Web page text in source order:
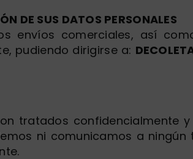
DE SUS DATOS PERSONALES
envíos comerciales, así
pudiendo dirigirse a:
tratados confidencialmente
ni comunicamos a